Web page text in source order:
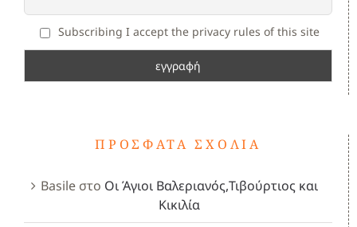
Subscribing I accept the privacy rules of this site
ΠΡΌΣΦΑΤΑ ΣΧΌΛΙΑ
Basileστο Οι Άγιοι Βαλεριανός,Τιβούρτιος και
Κικιλία